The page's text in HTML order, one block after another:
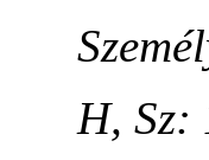
H, Sz: